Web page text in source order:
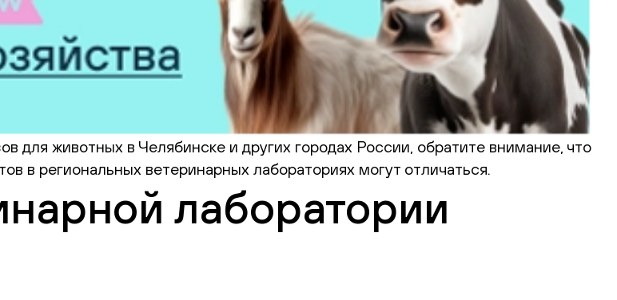
для животных в Челябинске и других городах России, обратите внимание, что
в региональных ветеринарных лабораториях могут отличаться.
лаборатории